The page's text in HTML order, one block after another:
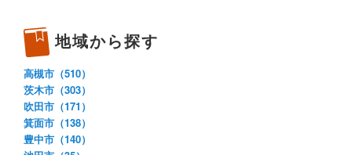
地域から探す
高槻市（510）
茨木市（303）
吹田市（171）
箕面市（138）
豊中市（140）